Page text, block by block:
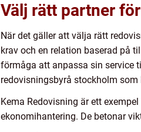
Välj rätt partner
När det gäller att välja rätt
krav och en relation baserad på
förmåga att anpassa sin service
redovisningsbyrå stockholm
Kema Redovisning är ett
ekonomihantering. De betonar